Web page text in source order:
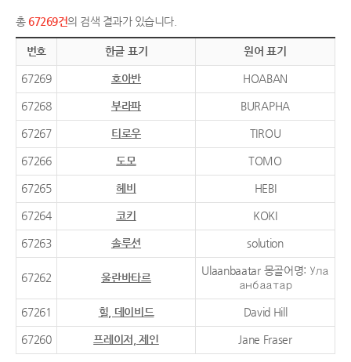
총 67269건의 검색 결과가 있습니다.
번호 한글 표기 원어 표기
67269 호아반 HOABAN
67268 부라파 BURAPHA
67267 티로우 TIROU
67266 도모 TOMO
67265 헤비 HEBI
67264 코키 KOKI
67263 솔루션 solution
67262 울란바타르
Ulaanbaatar 몽골어명: Ула
анбаатар
67261 힐, 데이비드 David Hill
67260 프레이저, 제인 Jane Fraser